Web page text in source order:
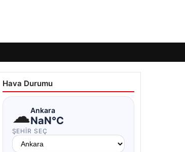
Hava Durumu
☁Ankara
NaN°C
ŞEHIR SEÇ